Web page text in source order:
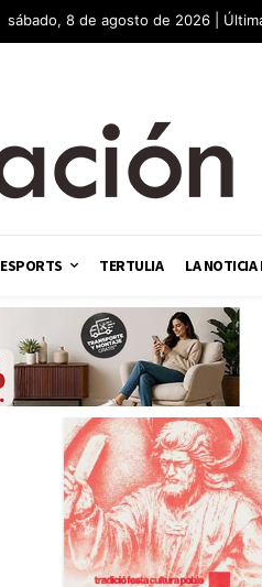
sábado, 8 de agosto de 2026 |
ESPORTS TERTULIA LA NOTICIA